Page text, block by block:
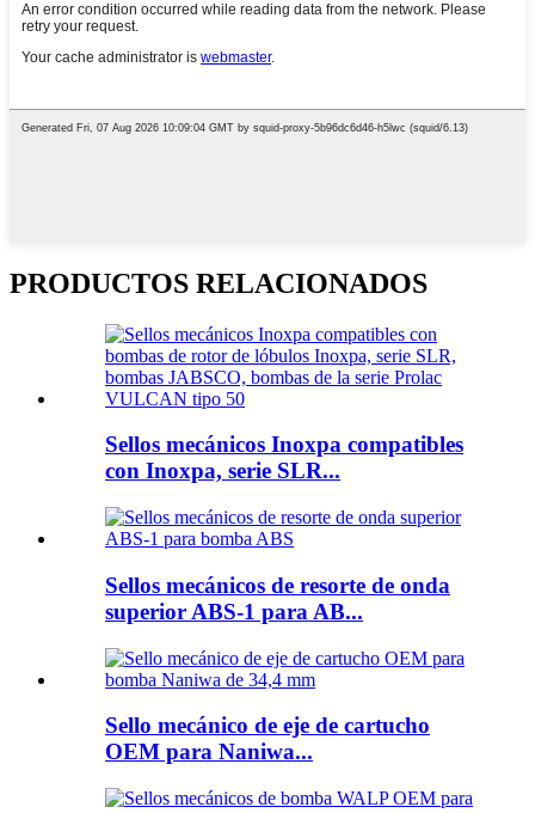
PRODUCTOS RELACIONADOS
Sellos mecánicos Inoxpa compatibles
con Inoxpa, serie SLR...
Sellos mecánicos de resorte de onda
superior ABS-1 para AB...
Sello mecánico de eje de cartucho
OEM para Naniwa...